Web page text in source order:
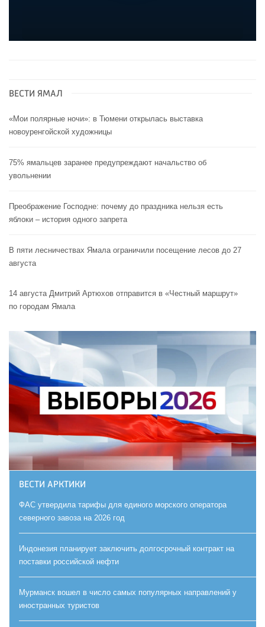
ВЕСТИ ЯМАЛ
«Мои полярные ночи»: в Тюмени открылась выставка
новоуренгойской художницы
75% ямальцев заранее предупреждают начальство об
увольнении
Преображение Господне: почему до праздника нельзя есть
яблоки – история одного запрета
В пяти лесничествах Ямала ограничили посещение лесов до 27
августа
14 августа Дмитрий Артюхов отправится в «Честный маршрут»
по городам Ямала
ВЕСТИ АРКТИКИ
ФАС утвердила тарифы для единого морского оператора
северного завоза на 2026 год
Индонезия планирует заключить долгосрочный контракт на
поставки российской нефти
Мурманск вошел в число самых популярных направлений у
иностранных туристов